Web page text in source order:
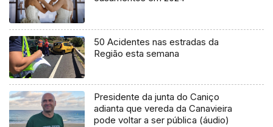
50 Acidentes nas estradas da
Região esta semana
Presidente da junta do Caniço
adianta que vereda da Canavieira
pode voltar a ser pública (áudio)